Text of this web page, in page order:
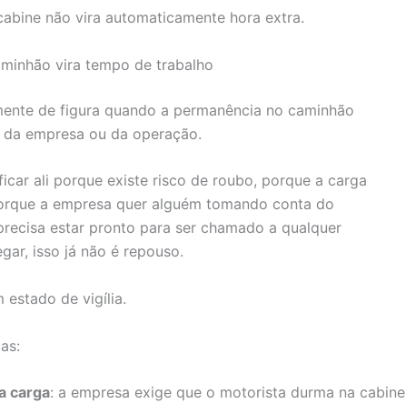
não vira automaticamente hora extra.
vira tempo de trabalho
de figura quando a permanência no caminhão
empresa ou da operação.
ali porque existe risco de roubo, porque a carga
a empresa quer alguém tomando conta do
estar pronto para ser chamado a qualquer
isso já não é repouso.
estado de vigília.
carga: a empresa exige que o motorista durma na cabine